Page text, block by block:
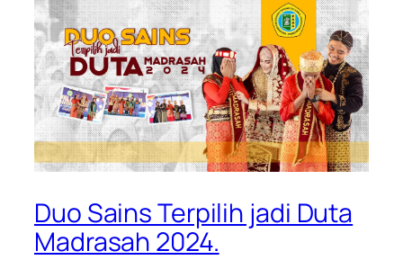
Duo Sains Terpilih jadi Duta
Madrasah 2024.